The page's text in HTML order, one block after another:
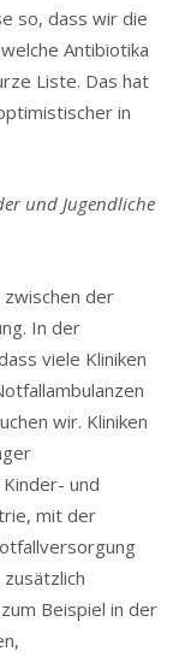
so, dass wir die
Antibiotika
Liste. Das hat
in
und Jugendliche
zwischen der
In der
viele Kliniken
wir. Kliniken
und
mit der
Beispiel in der